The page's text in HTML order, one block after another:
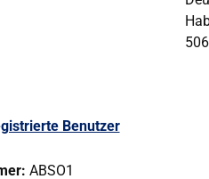
Benutzer
ABSO1